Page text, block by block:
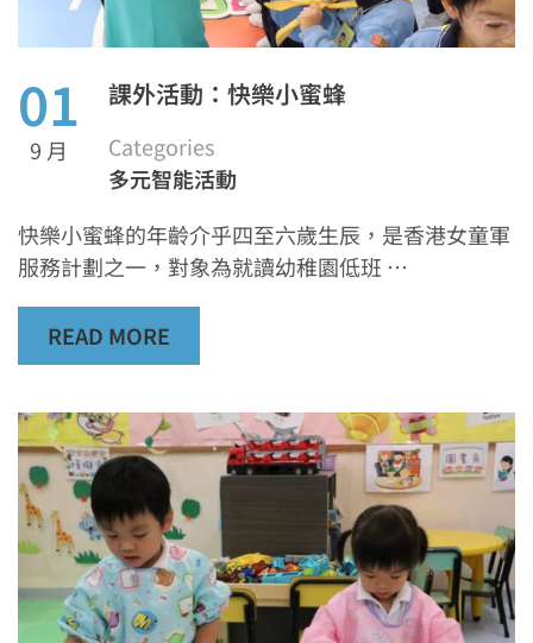
01
9 月
課外活動：快樂小蜜蜂
Categories
多元智能活動
快樂小蜜蜂的年齡介乎四至六歲生辰，是香港女童軍
服務計劃之一，對象為就讀幼稚園低班 …
READ MORE